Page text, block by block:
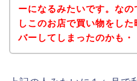
ーになるみたいです。な
しこのお店で買い物をし
バーしてしまったのかも・